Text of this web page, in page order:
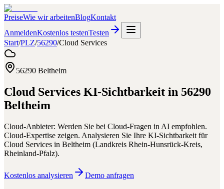
PreiseWie wir arbeitenBlogKontakt
AnmeldenKostenlos testenTesten
Start/PLZ/56290/Cloud Services
56290 Beltheim
Cloud Services KI-Sichtbarkeit in 56290
Beltheim
Cloud-Anbieter: Werden Sie bei Cloud-Fragen in AI empfohlen.
Cloud-Expertise zeigen. Analysieren Sie Ihre KI-Sichtbarkeit für
Cloud Services in Beltheim (Landkreis Rhein-Hunsrück-Kreis,
Rheinland-Pfalz).
Kostenlos analysieren Demo anfragen